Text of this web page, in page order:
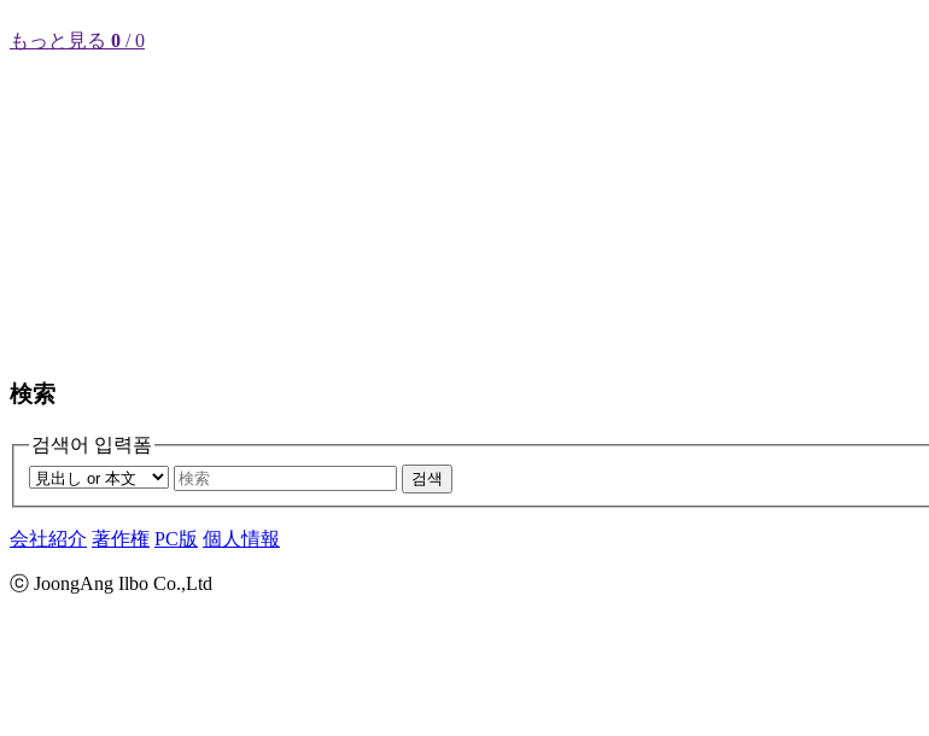
もっと見る 0 / 0
検索
검색어 입력폼
검색
会社紹介 著作権 PC版 個人情報
ⓒ JoongAng Ilbo Co.,Ltd